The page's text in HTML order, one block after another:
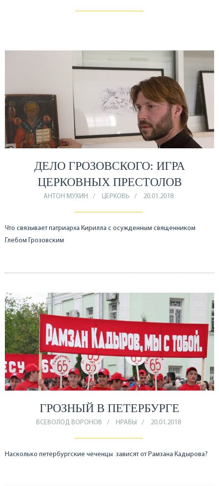
ДЕЛО ГРОЗОВСКОГО: ИГРА
ЦЕРКОВНЫХ ПРЕСТОЛОВ
АНТОН МУХИН ЦЕРКОВЬ 20.01.2018
Что связывает патриарха Кирилла с осужденным священником
Глебом Грозовским
ГРОЗНЫЙ В ПЕТЕРБУРГЕ
ВСЕВОЛОД ВОРОНОВ НРАВЫ 20.01.2018
Насколько петербургские чеченцы зависят от Рамзана Кадырова?